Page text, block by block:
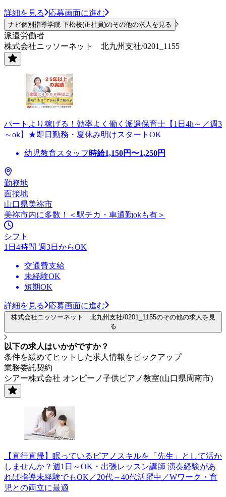
詳細を見る 応募画面に進む
ナビ個別指導学院 下松校(正社員)のその他の求人を見る
派遣労働者
株式会社ニッソーネット 北九州支社/0201_1155
パートより稼げる！効率よく働く派遣保育士【1日4h～／週3
～ok】★即日勤務・夏休み明けスタートOK
幼児教育スタッフ 時給1,150円〜1,250円
勤務地
面接地
山口県美祢市
美祢市内に多数！＜駅チカ・車通勤okも有＞
シフト
1日4時間 週3日からOK
交通費支給
未経験OK
短期OK
詳細を見る 応募画面に進む
株式会社ニッソーネット 北九州支社/0201_1155のその他の求人を見
る
以下の求人はいかがですか？
条件を緩めてヒットした求人情報をピックアップ
業務委託契約
シアー株式会社 オンピーノ子供ピアノ教室(山口県周南市)
【直行直帰】眠っているピアノスキルを「先生」として活か
しませんか？週1日～OK・出張レッスン講師 演奏経験があ
れば指導未経験でもOK／20代～40代活躍中／Wワーク・育
児との両立に最適